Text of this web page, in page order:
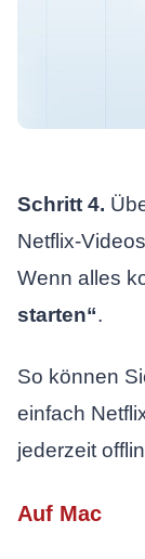
Schritt 4.
Netflix-
Wenn alles
starten“.
So können
einfach
jederzeit
Auf Mac